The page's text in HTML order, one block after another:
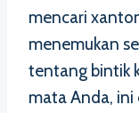
mencari
menemukan
tentang bintik
mata Anda, ini